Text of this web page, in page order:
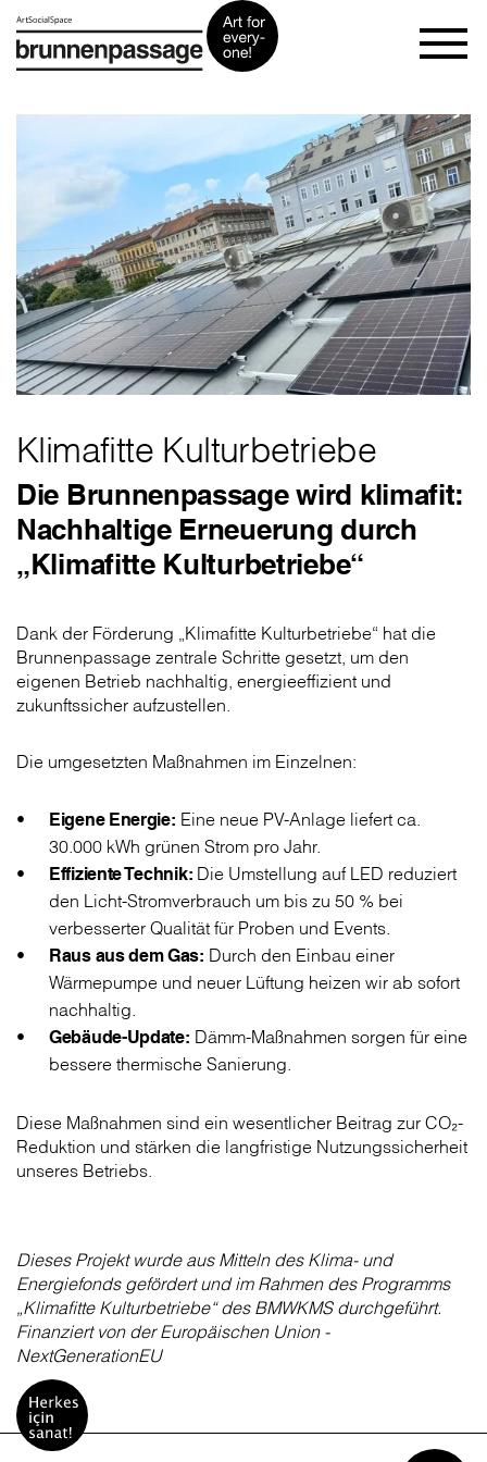
Klimafitte Kulturbetriebe
Die Brunnenpassage wird klimafit:
Nachhaltige Erneuerung durch
„Klimafitte Kulturbetriebe“
Dank der Förderung „Klimafitte Kulturbetriebe“ hat die
Brunnenpassage zentrale Schritte gesetzt, um den
eigenen Betrieb nachhaltig, energieeffizient und
zukunftssicher aufzustellen.
Die umgesetzten Maßnahmen im Einzelnen:
Eigene Energie: Eine neue PV-Anlage liefert ca.
30.000 kWh grünen Strom pro Jahr.
Effiziente Technik: Die Umstellung auf LED reduziert
den Licht-Stromverbrauch um bis zu 50 % bei
verbesserter Qualität für Proben und Events.
Raus aus dem Gas: Durch den Einbau einer
Wärmepumpe und neuer Lüftung heizen wir ab sofort
nachhaltig.
Gebäude-Update: Dämm-Maßnahmen sorgen für eine
bessere thermische Sanierung.
Diese Maßnahmen sind ein wesentlicher Beitrag zur CO₂-
Reduktion und stärken die langfristige Nutzungssicherheit
unseres Betriebs.
Dieses Projekt wurde aus Mitteln des Klima- und
Energiefonds gefördert und im Rahmen des Programms
„Klimafitte Kulturbetriebe“ des BMWKMS durchgeführt.
Finanziert von der Europäischen Union -
NextGenerationEU